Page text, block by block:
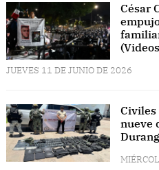
César
JUEVES 11 DE JUNIO DE 2026
Civiles
nueve